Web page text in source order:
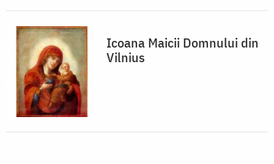
Icoana Maicii Domnului din
Vilnius